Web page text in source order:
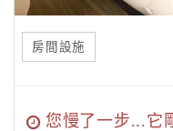
房間設施
您慢了一步...它